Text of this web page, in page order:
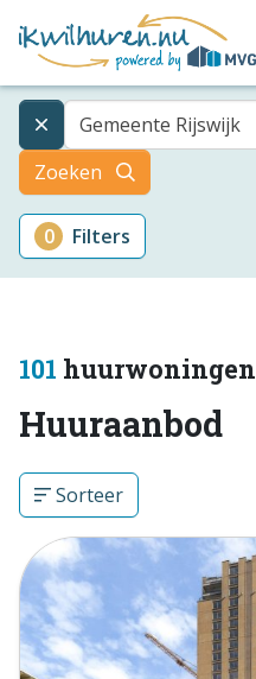
Gemeente Rijswijk
Zoeken
0 Filters
101 huurwoningen
Huuraanbod
Sorteer